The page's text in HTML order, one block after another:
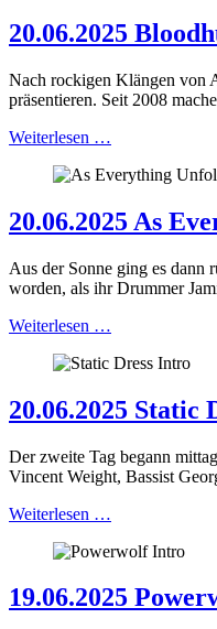
20.06.2025
Nach rockigen Klängen von
präsentieren. Seit 2008
Weiterlesen …
20.06.2025 As
Aus der Sonne ging es dann
worden, als ihr Drummer
Weiterlesen …
20.06.2025 Static
Der zweite Tag begann
Vincent Weight, Bassist
Weiterlesen …
19.06.2025